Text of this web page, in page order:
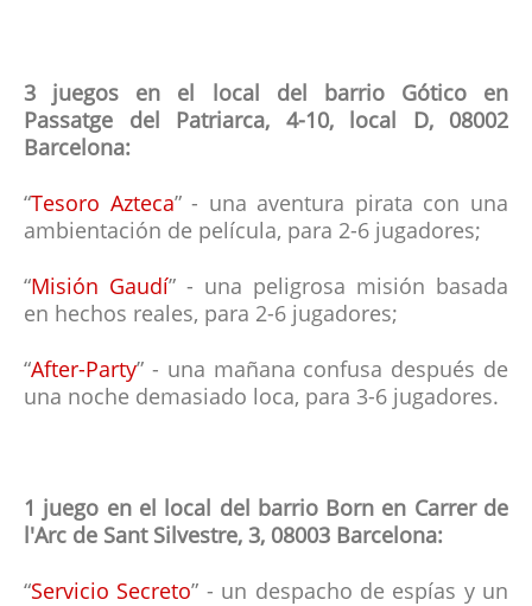
3 juegos en el local del barrio Gótico en
Passatge del Patriarca, 4-10, local D, 08002
Barcelona:
“Tesoro Azteca” - una aventura pirata con una
ambientación de película, para 2-6 jugadores;
“Misión Gaudí” - una peligrosa misión basada
en hechos reales, para 2-6 jugadores;
“After-Party” - una mañana confusa después de
una noche demasiado loca, para 3-6 jugadores.
1 juego en el local del barrio Born en Carrer de
l'Arc de Sant Silvestre, 3, 08003 Barcelona:
“Servicio Secreto” - un despacho de espías y un